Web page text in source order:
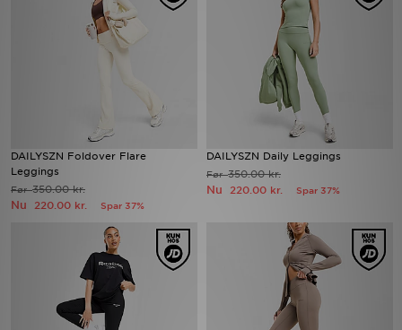
DAILYSZN Foldover Flare
Leggings
Før350.00 kr.
Nu 220.00 kr. Spar 37%
DAILYSZN Daily Leggings
Før350.00 kr.
Nu 220.00 kr. Spar 37%